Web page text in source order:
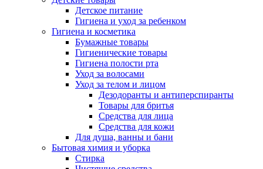
Детское питание
Гигиена и уход за ребенком
Гигиена и косметика
Бумажные товары
Гигиенические товары
Гигиена полости рта
Уход за волосами
Уход за телом и лицом
Дезодоранты и антиперспиранты
Товары для бритья
Средства для лица
Средства для кожи
Для душа, ванны и бани
Бытовая химия и уборка
Стирка